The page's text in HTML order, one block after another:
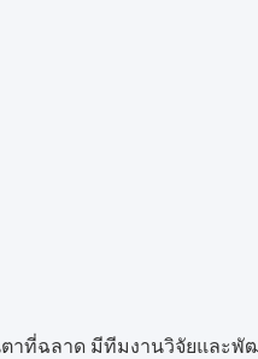
าที่ฉลาด มีทีมงานวิจัยและพั